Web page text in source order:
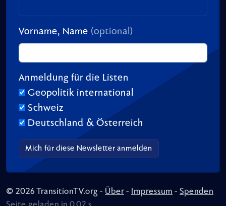
Vorname, Name (optional)
Anmeldung für die Listen
Geopolitik international
Schweiz
Deutschland & Österreich
© 2026 TransitionTV.org - Über - Impressum - Spenden